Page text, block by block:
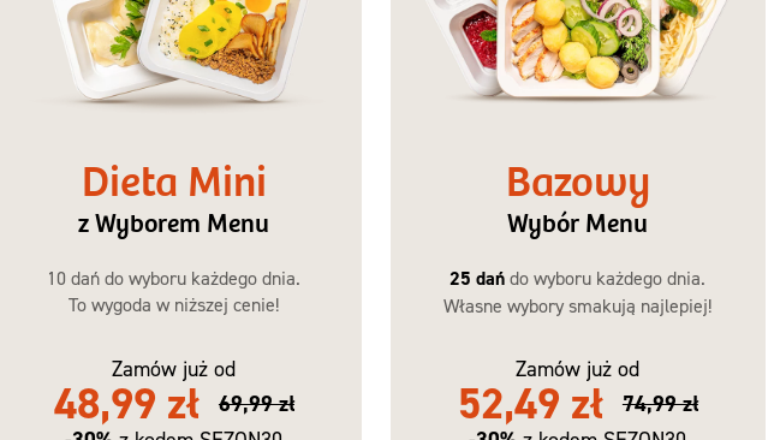
Dieta Mini
z Wyborem Menu
10 dań do wyboru każdego dnia.
To wygoda w niższej cenie!
Zamów już od
48,99 zł
69,99 zł
Bazowy
Wybór Menu
25 dań do wyboru każdego dnia.
Własne wybory smakują najlepiej!
Zamów już od
52,49 zł
74,99 zł